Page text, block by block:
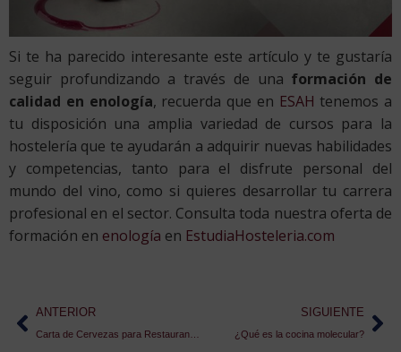
Si te ha parecido interesante este artículo y te gustaría
seguir profundizando a través de una formación de
calidad en enología, recuerda que en ESAH tenemos a
tu disposición una amplia variedad de cursos para la
hostelería que te ayudarán a adquirir nuevas habilidades
y competencias, tanto para el disfrute personal del
mundo del vino, como si quieres desarrollar tu carrera
profesional en el sector. Consulta toda nuestra oferta de
formación en enología en EstudiaHosteleria.com
ANTERIOR SIGUIENTE
¿Qué es la cocina molecular?